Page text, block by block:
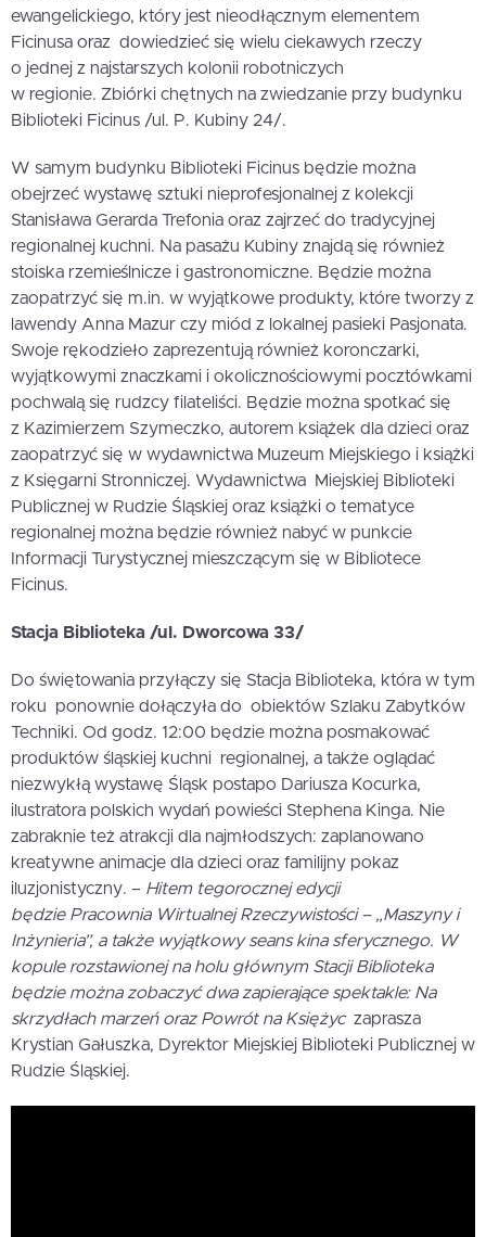
ewangelickiego, który jest nieodłącznym elementem
Ficinusa oraz dowiedzieć się wielu ciekawych rzeczy
o jednej z najstarszych kolonii robotniczych
w regionie. Zbiórki chętnych na zwiedzanie przy budynku
Biblioteki Ficinus /ul. P. Kubiny 24/.
W samym budynku Biblioteki Ficinus będzie można
obejrzeć wystawę sztuki nieprofesjonalnej z kolekcji
Stanisława Gerarda Trefonia oraz zajrzeć do tradycyjnej
regionalnej kuchni. Na pasażu Kubiny znajdą się również
stoiska rzemieślnicze i gastronomiczne. Będzie można
zaopatrzyć się m.in. w wyjątkowe produkty, które tworzy z
lawendy Anna Mazur czy miód z lokalnej pasieki Pasjonata.
Swoje rękodzieło zaprezentują również koronczarki,
wyjątkowymi znaczkami i okolicznościowymi pocztówkami
pochwalą się rudzcy filateliści. Będzie można spotkać się
z Kazimierzem Szymeczko, autorem książek dla dzieci oraz
zaopatrzyć się w wydawnictwa Muzeum Miejskiego i książki
z Księgarni Stronniczej. Wydawnictwa Miejskiej Biblioteki
Publicznej w Rudzie Śląskiej oraz książki o tematyce
regionalnej można będzie również nabyć w punkcie
Informacji Turystycznej mieszczącym się w Bibliotece
Ficinus.
Stacja Biblioteka /ul. Dworcowa 33/
Do świętowania przyłączy się Stacja Biblioteka, która w tym
roku ponownie dołączyła do obiektów Szlaku Zabytków
Techniki. Od godz. 12:00 będzie można posmakować
produktów śląskiej kuchni regionalnej, a także oglądać
niezwykłą wystawę Śląsk postapo Dariusza Kocurka,
ilustratora polskich wydań powieści Stephena Kinga. Nie
zabraknie też atrakcji dla najmłodszych: zaplanowano
kreatywne animacje dla dzieci oraz familijny pokaz
iluzjonistyczny. – Hitem tegorocznej edycji
będzie Pracownia Wirtualnej Rzeczywistości – „Maszyny i
Inżynieria”, a także wyjątkowy seans kina sferycznego. W
kopule rozstawionej na holu głównym Stacji Biblioteka
będzie można zobaczyć dwa zapierające spektakle: Na
skrzydłach marzeń oraz Powrót na Księżyc zaprasza
Krystian Gałuszka, Dyrektor Miejskiej Biblioteki Publicznej w
Rudzie Śląskiej.